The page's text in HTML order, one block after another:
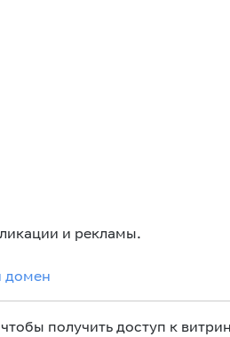
и рекламы.
домен
получить доступ к